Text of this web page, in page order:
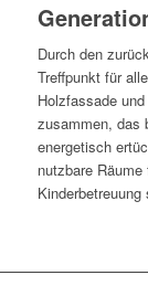
Durch den
Treffpunkt für
Holzfassade
zusammen, das
energetisch
nutzbare